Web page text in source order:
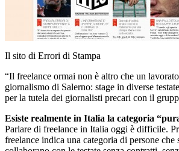
Il sito di Errori di Stampa
“Il freelance ormai non è altro che un
giornalismo di Salerno: stage in diverse
per la tutela dei giornalisti precari con il
Esiste realmente in Italia la categoria
Parlare di freelance in Italia oggi è difficile.
freelance indica una categoria di persone